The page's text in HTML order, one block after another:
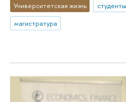
Университетская жизнь студенты
магистратура